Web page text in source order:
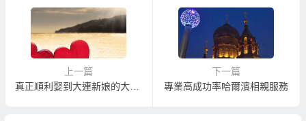
上一篇
真正順利娶到大連新娘的大連相親活動
下一篇
專業高成功率哈爾濱相親服務